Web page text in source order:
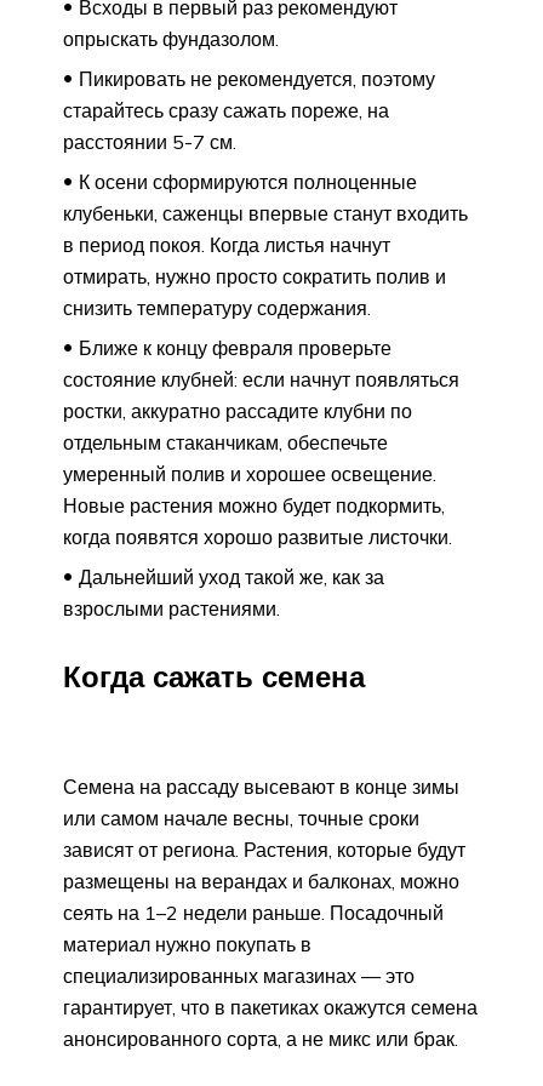
Всходы в первый раз рекомендуют
опрыскать фундазолом.
Пикировать не рекомендуется, поэтому
старайтесь сразу сажать пореже, на
расстоянии 5-7 см.
К осени сформируются полноценные
клубеньки, саженцы впервые станут входить
в период покоя. Когда листья начнут
отмирать, нужно просто сократить полив и
снизить температуру содержания.
Ближе к концу февраля проверьте
состояние клубней: если начнут появляться
ростки, аккуратно рассадите клубни по
отдельным стаканчикам, обеспечьте
умеренный полив и хорошее освещение.
Новые растения можно будет подкормить,
когда появятся хорошо развитые листочки.
Дальнейший уход такой же, как за
взрослыми растениями.
Когда сажать семена
Семена на рассаду высевают в конце зимы
или самом начале весны, точные сроки
зависят от региона. Растения, которые будут
размещены на верандах и балконах, можно
сеять на 1–2 недели раньше. Посадочный
материал нужно покупать в
специализированных магазинах — это
гарантирует, что в пакетиках окажутся семена
анонсированного сорта, а не микс или брак.